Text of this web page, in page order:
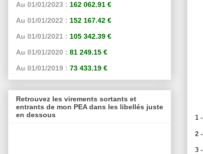
1
2
3
Au 01/01/2023 : 162 062.91 €
Au 01/01/2022 : 152 167.42 €
Au 01/01/2021 : 105 342.39 €
Au 01/01/2020 : 81 249.15 €
Au 01/01/2019 : 73 433.19 €
Retrouvez les virements sortants et
entrants de mon PEA dans les libellés juste
en dessous